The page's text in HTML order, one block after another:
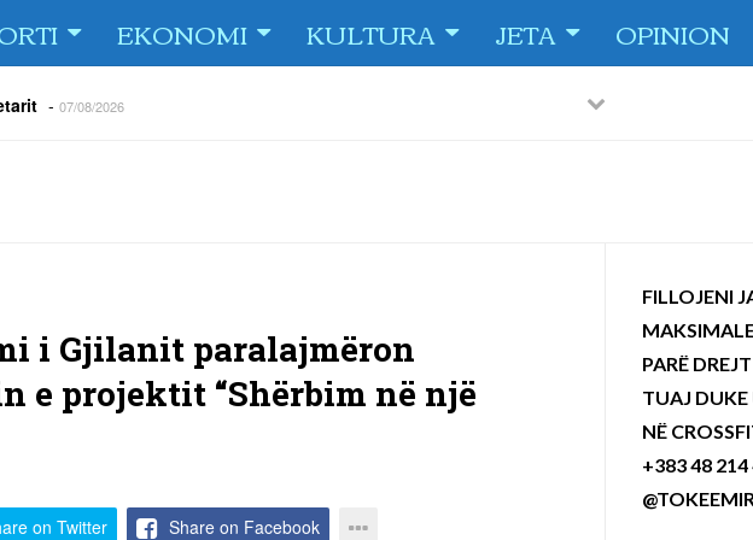
EKONOMI KULTURA JETA OPINION
Fiorin e San Marinos, duke i shënuar katër gola në pjesëlojën e dytë -
portofolin me dokumente dhe të holla
PreviousNext
i Gjilanit paralajmëron
e projektit “Shërbim në një
on Twitter Share on Facebook
FILLOJENI
PARË
TUAJ DUKE
NË
+383 48 214